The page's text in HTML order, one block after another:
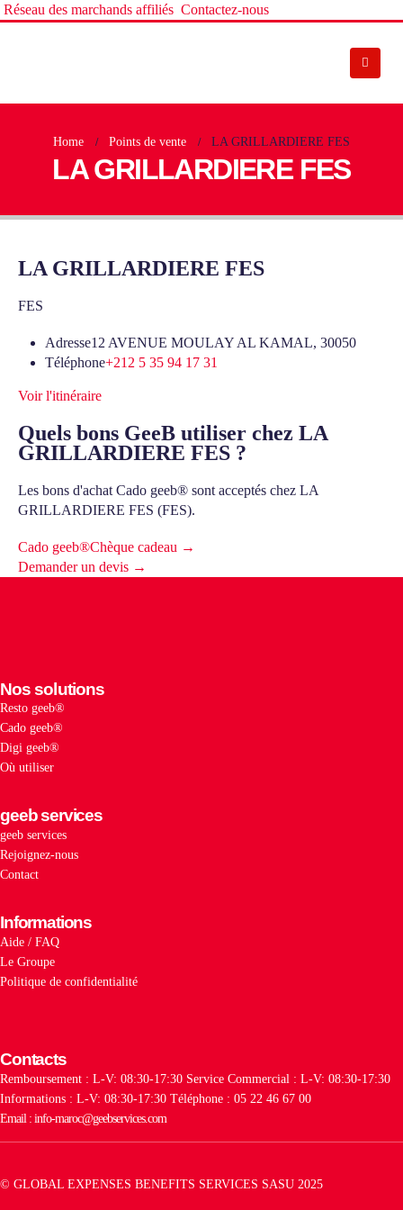
Réseau des marchands affiliés Contactez-nous
Home Points de vente LA GRILLARDIERE FES
LA GRILLARDIERE FES
LA GRILLARDIERE FES
FES
Adresse12 AVENUE MOULAY AL KAMAL, 30050
Téléphone+212 5 35 94 17 31
Voir l'itinéraire
Quels bons GeeB utiliser chez LA
GRILLARDIERE FES ?
Les bons d'achat Cado geeb® sont acceptés chez LA
GRILLARDIERE FES (FES).
Cado geeb®Chèque cadeau →
Demander un devis →
Nos solutions
Resto geeb®
Cado geeb®
Digi geeb®
Où utiliser
geeb services
geeb services
Rejoignez-nous
Contact
Informations
Aide / FAQ
Le Groupe
Politique de confidentialité
Contacts
Remboursement : L-V: 08:30-17:30 Service Commercial : L-V: 08:30-17:30
Informations : L-V: 08:30-17:30 Téléphone : 05 22 46 67 00
Email : info-maroc@geebservices.com
© GLOBAL EXPENSES BENEFITS SERVICES SASU 2025